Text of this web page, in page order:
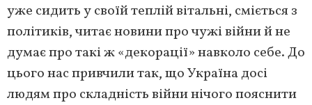
уже сидить у своїй теплій вітальні, сміється з
політиків, читає новини про чужі війни й не
думає про такі ж «декорації» навколо себе. До
цього нас привчили так, що Україна досі
людям про складність війни нічого пояснити